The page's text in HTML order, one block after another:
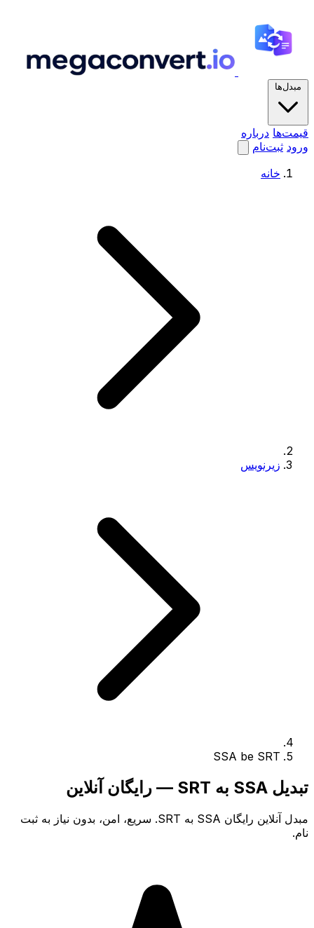
مبدل‌ها
قیمت‌ها درباره
ورود ثبت‌نام
خانه
زیرنویس
SSA be SRT
تبدیل SSA به SRT — رایگان آنلاین
مبدل آنلاین رایگان SSA به SRT. سریع، امن، بدون نیاز به ثبت
نام.